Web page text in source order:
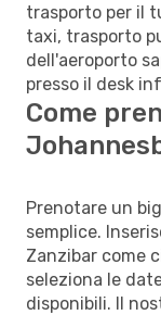
trasporto per il
taxi, trasporto
dell'aeroporto
presso il desk
Come
Prenotare un
semplice.
Zanzibar come
seleziona le
disponibili. Il